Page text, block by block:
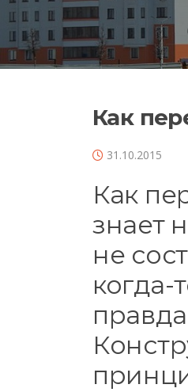
Как
31.10.2015
Как
знает
не
когда-